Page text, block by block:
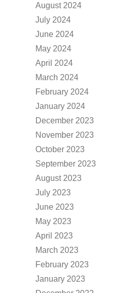
August 2024
July 2024
June 2024
May 2024
April 2024
March 2024
February 2024
January 2024
December 2023
November 2023
October 2023
September 2023
August 2023
July 2023
June 2023
May 2023
April 2023
March 2023
February 2023
January 2023